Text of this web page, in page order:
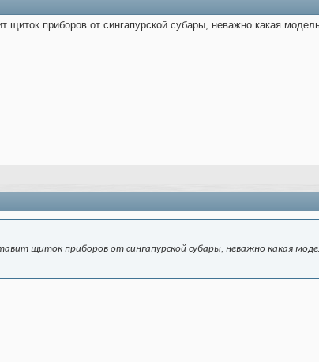
щиток приборов от сингапурской субары, неважно какая
щиток приборов от сингапурской субары, неважно какая